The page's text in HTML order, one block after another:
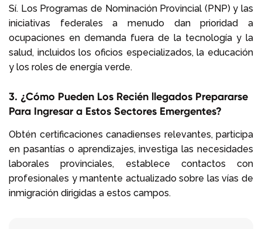
Sí. Los Programas de Nominación Provincial (PNP) y las
iniciativas federales a menudo dan prioridad a
ocupaciones en demanda fuera de la tecnología y la
salud, incluidos los oficios especializados, la educación
y los roles de energía verde.
3. ¿Cómo Pueden Los Recién llegados Prepararse
Para Ingresar a Estos Sectores Emergentes?
Obtén certificaciones canadienses relevantes, participa
en pasantías o aprendizajes, investiga las necesidades
laborales provinciales, establece contactos con
profesionales y mantente actualizado sobre las vías de
inmigración dirigidas a estos campos.